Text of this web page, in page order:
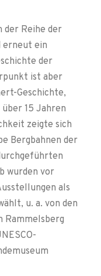
der Reihe der
erneut ein
der
ist aber
Geschichte,
15 Jahren
zeigte sich
Bergbahnen der
wurden vor
als
u. a. von den
Rammelsberg